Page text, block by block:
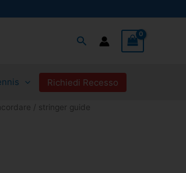
Cerca
Richiedi Recesso
/ stringer guide